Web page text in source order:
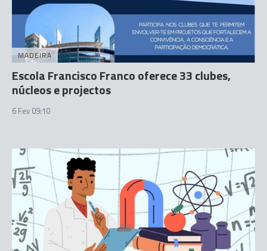
MADEIRA
Escola Francisco Franco oferece 33 clubes,
núcleos e projectos
6 Fev 09:10